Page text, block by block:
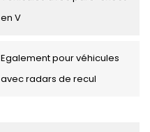
en V
Egalement pour véhicules
avec radars de recul